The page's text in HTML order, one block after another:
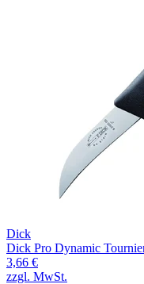
Dick
Dick Pro Dynamic
3,66 €
zzgl. MwSt.